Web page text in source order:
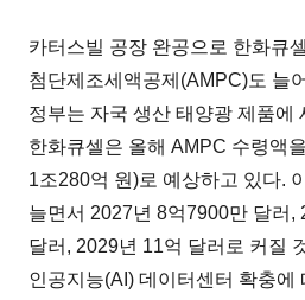
카터스빌 공장 완공으로 한화큐
첨단제조세액공제(AMPC)도 늘
정부는 자국 생산 태양광 제품에
한화큐셀은 올해 AMPC 수령액
1조280억 원)로 예상하고 있다.
늘면서 2027년 8억7900만 달러,
달러, 2029년 11억 달러로 커질
인공지능(AI) 데이터센터 확충에